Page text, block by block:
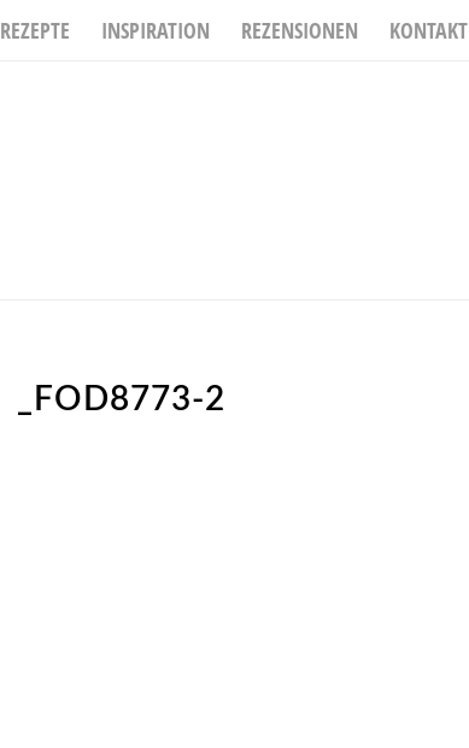
REZEPTE INSPIRATION REZENSIONEN KONTAKT
_FOD8773-2